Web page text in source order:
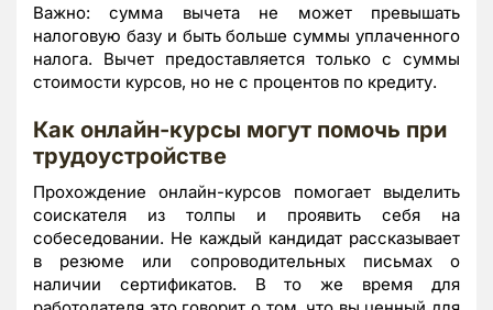
Важно: сумма вычета не может превышать
налоговую базу и быть больше суммы уплаченного
налога. Вычет предоставляется только с суммы
стоимости курсов, но не с процентов по кредиту.
Как онлайн-курсы могут помочь при
трудоустройстве
Прохождение онлайн-курсов помогает выделить
соискателя из толпы и проявить себя на
собеседовании. Не каждый кандидат рассказывает
в резюме или сопроводительных письмах о
наличии сертификатов. В то же время для